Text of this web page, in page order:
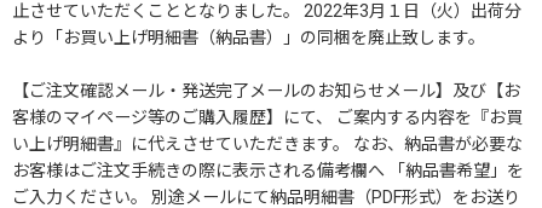
止させていただくこととなりました。 2022年3月１日（火）出荷分
より「お買い上げ明細書（納品書）」の同梱を廃止致します。
【ご注文確認メール・発送完了メールのお知らせメール】及び【お
客様のマイページ等のご購入履歴】にて、 ご案内する内容を『お買
い上げ明細書』に代えさせていただきます。 なお、納品書が必要な
お客様はご注文手続きの際に表示される備考欄へ 「納品書希望」を
ご入力ください。 別途メールにて納品明細書（PDF形式）をお送り